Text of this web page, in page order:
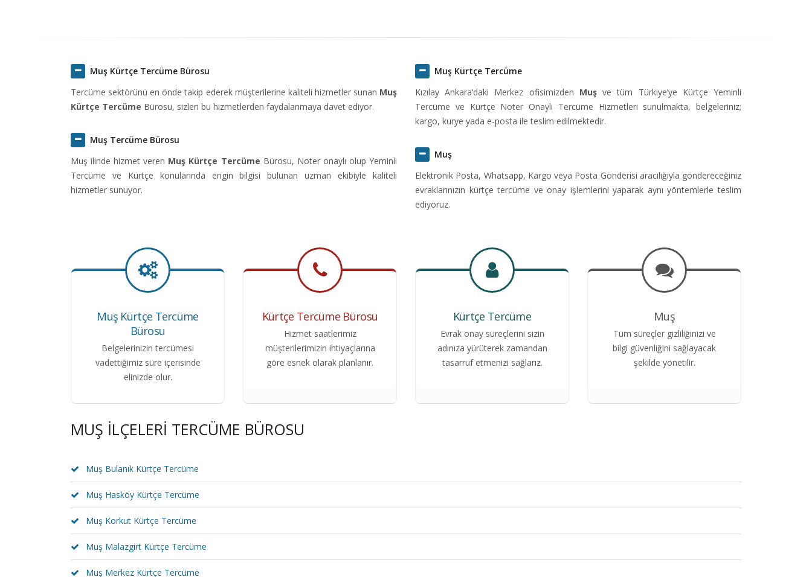
Muş Kürtçe Tercüme Bürosu
Tercüme sektörünü en önde takip ederek müşterilerine kaliteli hizmetler sunan Muş
Kürtçe Tercüme Bürosu, sizleri bu hizmetlerden faydalanmaya davet ediyor.
Muş Tercüme Bürosu
Muş ilinde hizmet veren Muş Kürtçe Tercüme Bürosu, Noter onaylı olup Yeminli
Tercüme ve Kürtçe konularında engin bilgisi bulunan uzman ekibiyle kaliteli
hizmetler sunuyor.
Muş Kürtçe Tercüme
Kızılay Ankara‘daki Merkez ofisimizden Muşve tüm Türkiye’ye Kürtçe Yeminli
Tercüme ve Kürtçe Noter Onaylı Tercüme Hizmetleri sunulmakta, belgeleriniz;
kargo, kurye yada e-posta ile teslim edilmektedir.
Muş
Elektronik Posta, Whatsapp, Kargo veya Posta Gönderisi aracılığıyla göndereceğiniz
evraklarınızın kürtçe tercüme ve onay işlemlerini yaparak aynı yöntemlerle teslim
ediyoruz.
Muş Kürtçe Tercüme
Bürosu
Belgelerinizin tercümesi
vadettiğimiz süre içerisinde
elinizde olur.
Kürtçe Tercüme Bürosu
Hizmet saatlerimiz
müşterilerimizin ihtiyaçlarına
göre esnek olarak planlanır.
Kürtçe Tercüme
Evrak onay süreçlerini sizin
adınıza yürüterek zamandan
tasarruf etmenizi sağlarız.
Muş
Tüm süreçler gizliliğinizi ve
bilgi güvenliğini sağlayacak
şekilde yönetilir.
MUŞ İLÇELERI TERCÜME BÜROSU
Muş Bulanık Kürtçe Tercüme
Muş Hasköy Kürtçe Tercüme
Muş Korkut Kürtçe Tercüme
Muş Malazgirt Kürtçe Tercüme
Muş Merkez Kürtçe Tercüme